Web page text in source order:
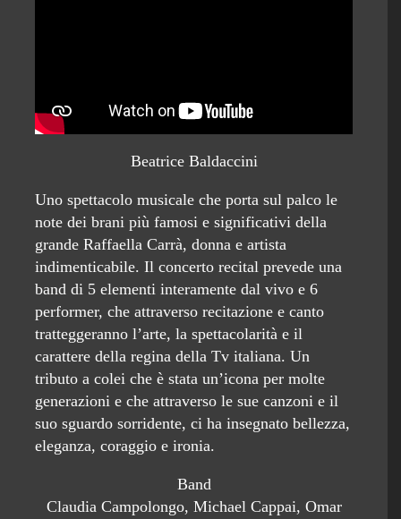
Beatrice Baldaccini
Uno spettacolo musicale che porta sul palco le
note dei brani più famosi e significativi della
grande Raffaella Carrà, donna e artista
indimenticabile. Il concerto recital prevede una
band di 5 elementi interamente dal vivo e 6
performer, che attraverso recitazione e canto
tratteggeranno l’arte, la spettacolarità e il
carattere della regina della Tv italiana. Un
tributo a colei che è stata un’icona per molte
generazioni e che attraverso le sue canzoni e il
suo sguardo sorridente, ci ha insegnato bellezza,
eleganza, coraggio e ironia.
Band
Claudia Campolongo, Michael Cappai, Omar